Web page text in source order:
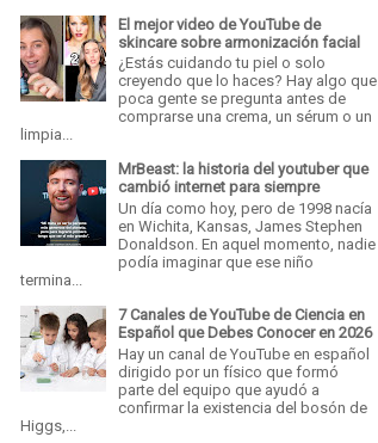
El mejor video de YouTube de
skincare sobre armonización facial
¿Estás cuidando tu piel o solo
creyendo que lo haces? Hay algo que
poca gente se pregunta antes de
comprarse una crema, un sérum o un
limpia...
MrBeast: la historia del youtuber que
cambió internet para siempre
Un día como hoy, pero de 1998 nacía
en Wichita, Kansas, James Stephen
Donaldson. En aquel momento, nadie
podía imaginar que ese niño
termina...
7 Canales de YouTube de Ciencia en
Español que Debes Conocer en 2026
Hay un canal de YouTube en español
dirigido por un físico que formó
parte del equipo que ayudó a
confirmar la existencia del bosón de
Higgs,...